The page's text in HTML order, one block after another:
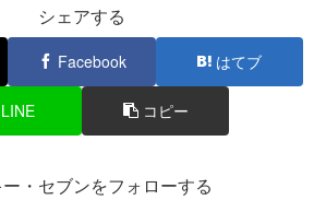
シェアする
Facebook はてブ
LINE コピー
ー・セブンをフォローする